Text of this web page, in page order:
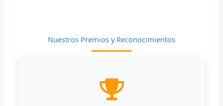
Nuestros Premios y Reconocimientos